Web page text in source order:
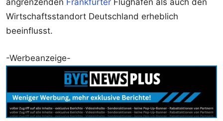
angrenzenden Frankfurter Flughafen als auch den
Wirtschaftsstandort Deutschland erheblich
beeinflusst.
-Werbeanzeige-